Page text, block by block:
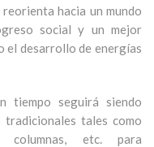
hacia un mundo
social y un mejor
el desarrollo de energías
tiempo seguirá siendo
tales como
columnas, etc. para